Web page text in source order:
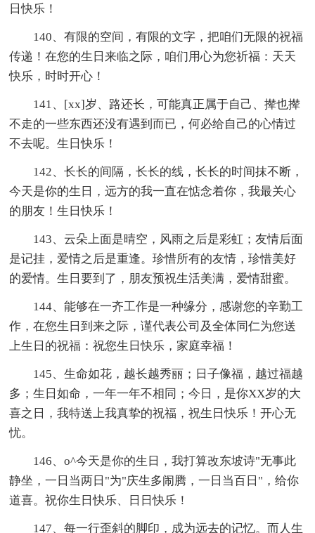
日快乐！
140、有限的空间，有限的文字，把咱们无限的祝福
传递！在您的生日来临之际，咱们用心为您祈福：天天
快乐，时时开心！
141、[xx]岁、路还长，可能真正属于自己、撵也撵
不走的一些东西还没有遇到而已，何必给自己的心情过
不去呢。生日快乐！
142、长长的间隔，长长的线，长长的时间抹不断，
今天是你的生日，远方的我一直在惦念着你，我最关心
的朋友！生日快乐！
143、云朵上面是晴空，风雨之后是彩虹；友情后面
是记挂，爱情之后是重逢。珍惜所有的友情，珍惜美好
的爱情。生日要到了，朋友预祝生活美满，爱情甜蜜。
144、能够在一齐工作是一种缘分，感谢您的辛勤工
作，在您生日到来之际，谨代表公司及全体同仁为您送
上生日的祝福：祝您生日快乐，家庭幸福！
145、生命如花，越长越秀丽；日子像福，越过福越
多；生日如命，一年一年不相同；今日，是你XX岁的大
喜之日，我特送上我真挚的祝福，祝生日快乐！开心无
忧。
146、o^今天是你的生日，我打算改东坡诗"无事此
静坐，一日当两日"为"庆生多闹腾，一日当百日"，给你
道喜。祝你生日快乐、日日快乐！
147、每一行歪斜的脚印，成为远去的记忆。而人生